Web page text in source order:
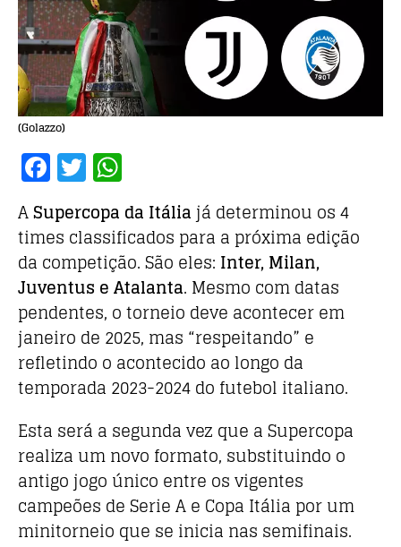
(Golazzo)
F
a
c
e
b
o
o
k
T
w
it
te
r
h
at
s
A
p
p
ASupercopa da Itália já determinou os 4
times classificados para a próxima edição
da competição. São eles: Inter, Milan,
Juventus e Atalanta. Mesmo com datas
pendentes, o torneio deve acontecer em
janeiro de 2025, mas “respeitando” e
refletindo o acontecido ao longo da
temporada 2023-2024 do futebol italiano.
Esta será a segunda vez que a Supercopa
realiza um novo formato, substituindo o
antigo jogo único entre os vigentes
campeões de Serie A e Copa Itália por um
minitorneio que se inicia nas semifinais.